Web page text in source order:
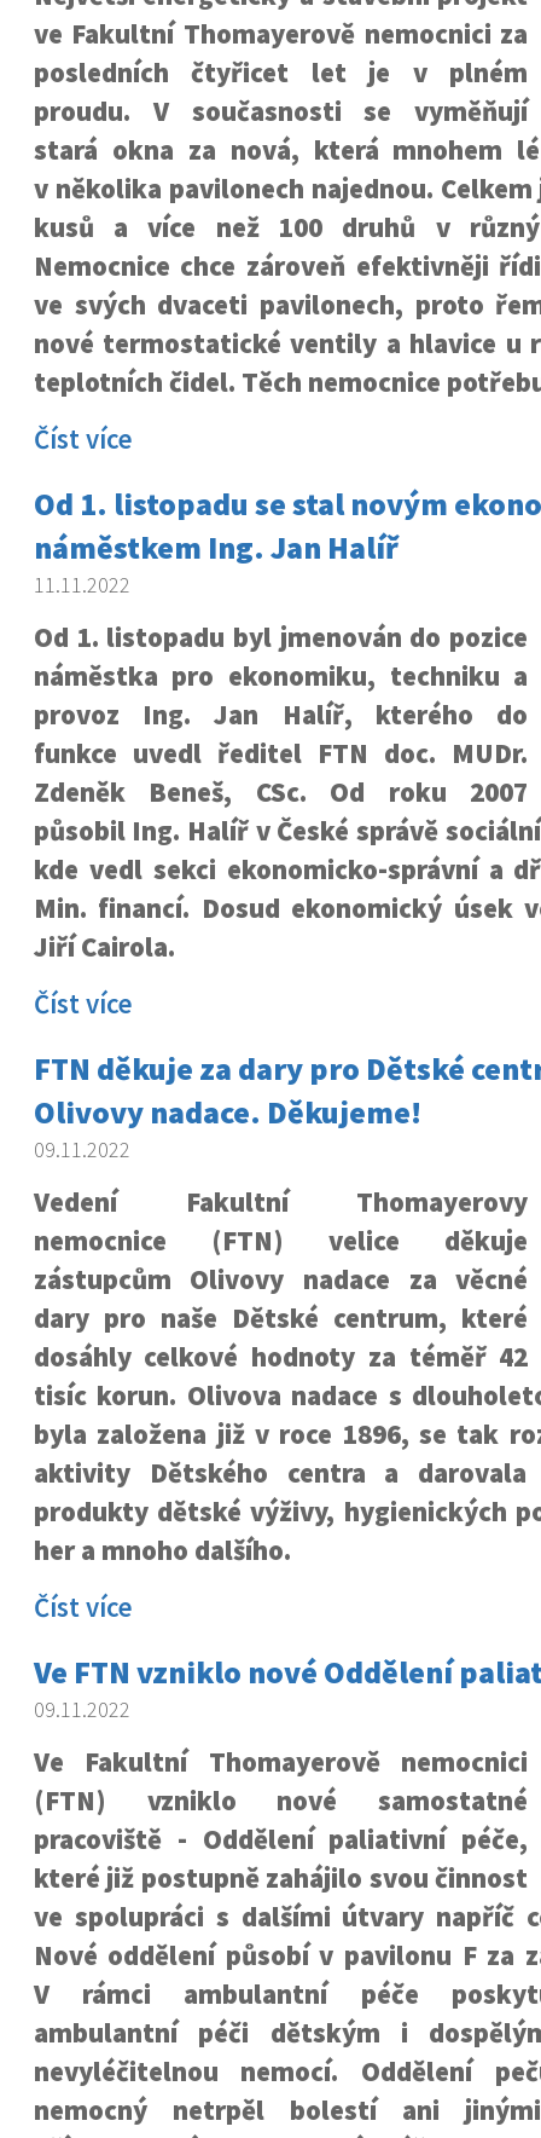
ve Fakultní Thomayerově nemocnici za
posledních čtyřicet let je v plném
proudu. V současnosti se vyměňují
stará okna za nová, která mnohem
v několika pavilonech najednou. Celkem
kusů a více než 100 druhů v
Nemocnice chce zároveň efektivněji
ve svých dvaceti pavilonech, proto
nové termostatické ventily a hlavice u
teplotních čidel. Těch nemocnice
Číst více
Od 1. listopadu se stal novým
náměstkem Ing. Jan Halíř
11.11.2022
Od 1. listopadu byl jmenován do pozice
náměstka pro ekonomiku, techniku a
provoz Ing. Jan Halíř, kterého do
funkce uvedl ředitel FTN doc. MUDr.
Zdeněk Beneš, CSc. Od roku 2007
působil Ing. Halíř v České správě
kde vedl sekci ekonomicko-správní a
Min. financí. Dosud ekonomický úsek
Jiří Cairola.
Číst více
FTN děkuje za dary pro Dětské
Olivovy nadace. Děkujeme!
09.11.2022
Vedení Fakultní Thomayerovy
nemocnice (FTN) velice děkuje
zástupcům Olivovy nadace za věcné
dary pro naše Dětské centrum, které
dosáhly celkové hodnoty za téměř 42
tisíc korun. Olivova nadace s
byla založena již v roce 1896, se tak
aktivity Dětského centra a darovala
produkty dětské výživy, hygienických
her a mnoho dalšího.
Číst více
Ve FTN vzniklo nové Oddělení
09.11.2022
Ve Fakultní Thomayerově nemocnici
(FTN) vzniklo nové samostatné
pracoviště - Oddělení paliativní péče,
které již postupně zahájilo svou činnost
ve spolupráci s dalšími útvary napříč
Nové oddělení působí v pavilonu F za
V rámci ambulantní péče
ambulantní péči dětským i
nevyléčitelnou nemocí. Oddělení
nemocný netrpěl bolestí ani